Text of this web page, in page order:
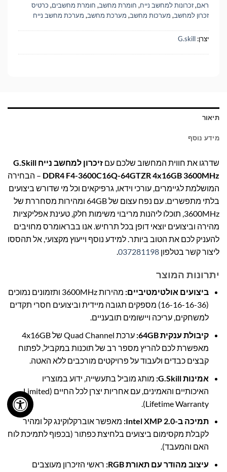
ראם,זכרונות למחשב נייח, חומרת מחשב, חומרת מחשבים, כרטיס
זכרון למחשב, מערכות מחשב, מערכת מחשב, מערכת מחשב נייח
יצרן: G.skill
תיאור
מידע נוסף
שדרגו את חווית המחשוב שלכם עם
זיכרון למחשב נייח G.Skill
DDR4 F4-3600C16Q-64GTZR 4x16GB 3600MHz – הבחירה
המושלמת לגיימרים, עורכי וידאו, גרפיקאים וכל מי שדורש ביצועים
בלתי מתפשרים. עם נפח עצום של 64GB ומהירות מסחררת של
3600MHz, תוכלו ליהנות מריבוי משימות חלק, טעינת אפליקציות
מהירה וביצועים יוצאי דופן בכל תרחיש. אנו בבראומרס מחויבים
להעניק לכם את הטוב ביותר. למידע נוסף וייעוץ מקצועי, אל תהססו
ליצור קשר בטלפון 037281198
.
יתרונות המוצר
ביצועים אולטימטיביים:
מהירות 3600MHz ותזמונים נמוכים
(16-16-16-36) מספקים תגובה מיידית וביצועים חסרי תקדים
למשחקים, עריכה ויישומים תובעניים.
קיבולת ענקית 64GB:
ערכת Quad Channel של 4x16GB
מאפשרת לכם להריץ מספר רב של תוכנות במקביל, לפתוח
קבצים כבדים ולעבוד על פרויקטים מורכבים ללא האטה.
אמינות G.Skill:
מותג מוביל בתעשייה, ידוע במוצריו
האיכותיים והאמינים, עם אחריות יצרן לכל החיים (Limited
Lifetime Warranty).
תמיכה ב-Intel XMP 2.0:
מאפשר אוברקלוקינג קל ומהיר
לקבלת מקסימום ביצועים בלחיצת כפתור (בכפוף לתמיכת לוח
האם והמעבד).
עיצוב מהודר עם תאורת RGB:
ראשי הזיכרון מעוצבים